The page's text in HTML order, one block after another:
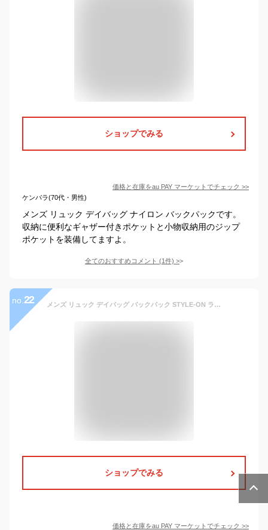
ショップでみる
価格と在庫をau PAY マーケット でチェック >>
ケンバラ(70代・男性)
メンズ リュック デイバッグ ナイロン バックパックです。
収納に便利なギャザー付きポケットと小物収納用のジップ
ポケットを装備してますよ。
全てのおすすめコメント (1件) >
no. 22 メンズ リュック デイバッグ バックパック STYLE-ON ラウンドネック コーデュラナイロン バックパック H-1004
ショップでみる
価格と在庫をau PAY マーケット でチェック >>